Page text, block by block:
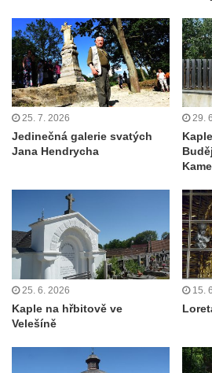
Výklenková kaple v Teplické ulici u
v Duchcově
Evangelický kostel v Duchcově
Kostel svatých Petra a Pavla v
Kaple Panny Marie v Lahošti
Lahošti
Kostel svatého Mikuláše v
Kaple Tří otců v Mikulášovicích
Kaple Matky Boží v Mikulášovicích
Kaple Andělů strážných (Fürleova
Mikulášovicích
Kostel svatého Václava ve Šluknově
25. 7. 2026
Jedinečná galerie svatých
Jana Hendrycha
29.
25. 6. 2026
Kaple na hřbitově ve
Velešíně
15.